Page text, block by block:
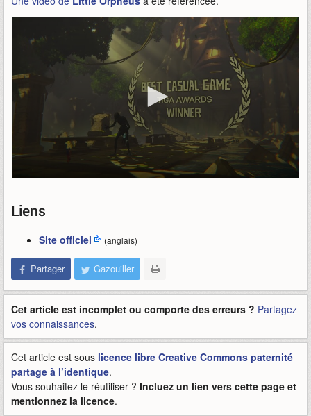
Liens
Site officiel (anglais)
Partager Gazouiller
Cet article est incomplet ou comporte des erreurs ? Partagez
vos connaissances.
Cet article est sous licence libre Creative Commons paternité
partage à l’identique.
Vous souhaitez le réutiliser ? Incluez un lien vers cette page et
mentionnez la licence.